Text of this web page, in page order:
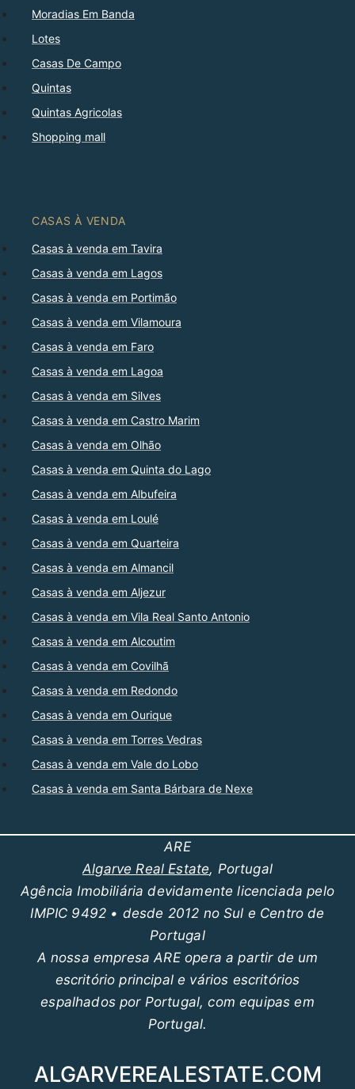
Moradias Em Banda
Lotes
Casas De Campo
Quintas
Quintas Agricolas
Shopping mall
CASAS À VENDA
Casas à venda em Tavira
Casas à venda em Lagos
Casas à venda em Portimão
Casas à venda em Vilamoura
Casas à venda em Faro
Casas à venda em Lagoa
Casas à venda em Silves
Casas à venda em Castro Marim
Casas à venda em Olhão
Casas à venda em Quinta do Lago
Casas à venda em Albufeira
Casas à venda em Loulé
Casas à venda em Quarteira
Casas à venda em Almancil
Casas à venda em Aljezur
Casas à venda em Vila Real Santo Antonio
Casas à venda em Alcoutim
Casas à venda em Covilhã
Casas à venda em Redondo
Casas à venda em Ourique
Casas à venda em Torres Vedras
Casas à venda em Vale do Lobo
Casas à venda em Santa Bárbara de Nexe
ARE
Algarve Real Estate, Portugal
Agência Imobiliária devidamente licenciada pelo
IMPIC 9492 • desde 2012 no Sul e Centro de
Portugal
A nossa empresa ARE opera a partir de um
escritório principal e vários escritórios
espalhados por Portugal, com equipas em
Portugal.
ALGARVEREALESTATE.COM